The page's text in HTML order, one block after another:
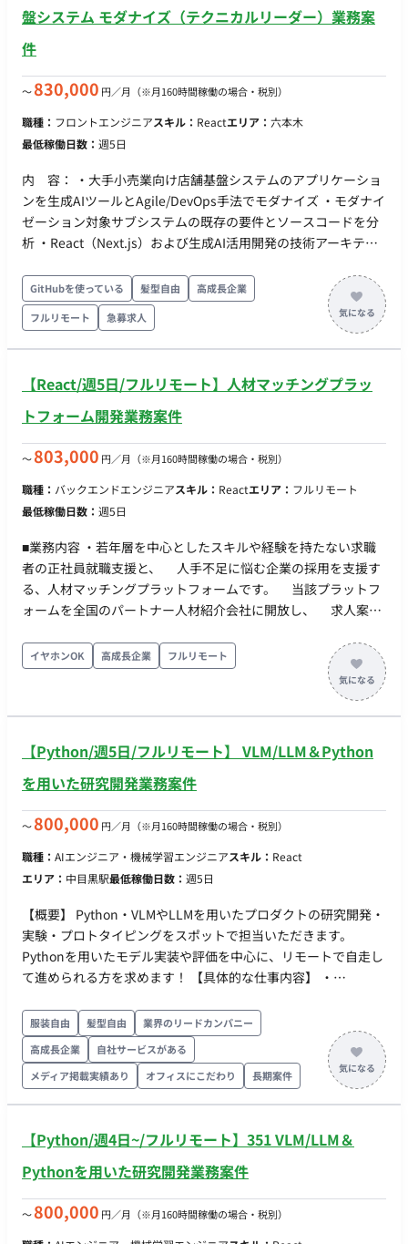
フレームワーク：Echo, Next.js, Flutter, Terraform ・監視, モニ
Zenhub, Notion, Slack, Gather, Figjam ・IDE: VSCode, Cursor
・開発手法：アジャイル開発 ■案件の魅力（会社について・サ
ービスについて） 弊社経由で9名のエンジニア様に参画いただ
いており 環境面とても満足頂いております。 あるエンジニア様
からは「これまで10社近く経験してきたが、ダントツで働きや
・希望あれば有償IDEライセンス付与 ・技術本の貸出機能を自
由に使うことが可能※リクエスト可能 ・スキルアップに関し
て：２週に１度の社内での勉強会（輪読会）あり ・エンジニア
主導のサービス開発（例：エンジニアができる範囲で開発して
ビス志向のあるメンバーが多い ・エンジニア向けの予算がしっ
かりとあり、エンジニア向けの様々なツール・新サービスも取
り入れるようにしている（例：受け入れテストの自動化できる
ツールなど） ■働き方 ・フルリモート可 ・15分程度の朝会(デ
モート勤務でも組織に溶け込みやすい環境を意識しておりま
す。
盤システム モダナイズ（テクニカルリーダー）業務案
件
〜830,000 円／月 （※月160時間稼働の場合・税別）
職種： フロントエンジニアスキル： Reactエリア： 六本木
最低稼働日数： 週5日
内 容： ・大手小売業向け店舗基盤システムのアプリケーショ
ンを生成AIツールとAgile/DevOps手法でモダナイズ ・モダナイ
ゼーション対象サブシステムの既存の要件とソースコードを分
析 ・React（Next.js）および生成AI活用開発の技術アーキテク
GitHub Copilot)のエンタープライズ導入 ・AI生成コードに対す
るガードレール定義（品質、セキュリティ） ・AI利用ポリシ
ー・レビュー・承認プロセスの整備 ・顧客のUAT試験で発見し
た課題の分析と解決 ・AIに生成したコードのレビュー、必要に
CI/CD ・E2Eテストで発見した課題に関してAIツール使用して修
正及び再テスト、テストの自動化 場 所：基本的にリモート勤
GitHubを使っている 髪型自由
高成長企業
フルリモート
急募求人
【React/週5日/フルリモート】人材マッチングプラッ
トフォーム開発業務案件
〜803,000 円／月 （※月160時間稼働の場合・税別）
職種： バックエンドエンジニアスキル： Reactエリア： フルリモート
最低稼働日数： 週5日
■業務内容 ・若年層を中心としたスキルや経験を持たない求職
者の正社員就職支援と、 人手不足に悩む企業の採用を支援す
る、人材マッチングプラットフォームです。 当該プラットフ
ォームを全国のパートナー人材紹介会社に開放し、 求人案件
への 価値提供だけでなく、当社だけでは支援が叶わない求職
者の支援を実現しています。 1. 開発関連 要件調整・実装・テス
トコード追加・レビュー・検証・リリースなど、 プロダクト開
発に必要なことを職能に縛られず横断的に行っていただきま
だきます。 3. 設計 プロダクトオーナー・デザイナーと協働し機
能の画面やデータの設計を行っていただきます。 4. 開発プロセ
おり、 各種スクラムイベントの進行・改善を通して、プロダク
り扱う技術的負債を検討し解決方法の模索・検証・実装を行っ
ていただきます。 ● 開発環境 - バックエンド：PHP / Laravel -
AWS, 一部GCP - コンテナ：Docker - CI/CD：GitHub Actions -
モニタリング基盤：Datadog, Sentry - IaC：Terraform（on
Terraform Cloud） - IDaaS：Firebase Authentication - データ
トラッキング：GA4, GTM, Microsoft Clarity - データ分析基盤：
Google BigQuery(DWH), Looker Studio(Data Visualization) -
デザイン：Figma - コミュニケーションツール：Slack, Miro,
Discord - エディタ：お好きなものを（ちなみにGitHub Copilot
が会社負担で利用できます）
イヤホンOK 高成長企業 フルリモート
【Python/週5日/フルリモート】 VLM/LLM＆Python
を用いた研究開発業務案件
〜800,000 円／月 （※月160時間稼働の場合・税別）
職種： AIエンジニア・機械学習エンジニアスキル： React
エリア： 中目黒駅最低稼働日数： 週5日
【概要】 Python・VLMやLLMを用いたプロダクトの研究開発・
実験・プロトタイピングをスポットで担当いただきます。
Pythonを用いたモデル実装や評価を中心に、リモートで自走し
て進められる方を求めます！ 【具体的な仕事内容】 ・
（Python） ・図面/P&ID等の画像解析（線検出・関係性抽出含
む）および評価設計 ・実験結果のドキュメント化と再現性ある
コード納品 【必須スキル・経験】 ・Python開発経験 ・
LLM/VLMの評価・プロンプトチューニングまたは関連プロジェ
クト経験 ・少数データでの物体認識（zero/one/few-shot）ま
年以上／CV実務3年以上 【歓迎スキル・経験】 ・
PyTorch/TensorFlow/Hugging Face等でのモデル実装経験 ・
VLM/LLMのファインチューニング・推論パイプライン構築経験
・図面・P&IDなど構造化画像データの解析経験
服装自由 髪型自由
業界のリードカンパニー
高成長企業
自社サービスがある
メディア掲載実績あり
オフィスにこだわり 長期案件
【Python/週4日~/フルリモート】351 VLM/LLM＆
Pythonを用いた研究開発業務案件
〜800,000 円／月 （※月160時間稼働の場合・税別）